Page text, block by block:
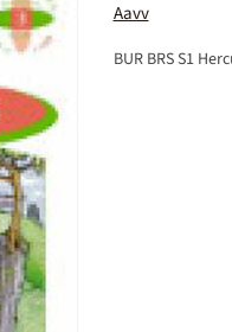
Aavv
BUR BRS S1